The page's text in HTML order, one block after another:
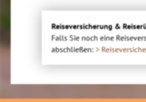
Reiseversicherung &
Falls Sie noch eine
abschließen: >